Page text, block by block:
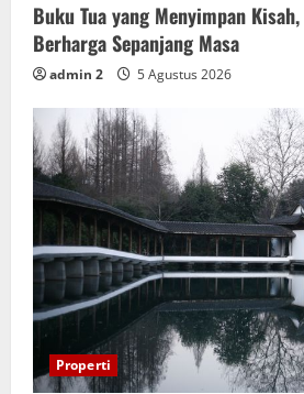
Buku Tua yang Menyimpan
Berharga Sepanjang Masa
admin 2 5 Agustus 2026
Properti